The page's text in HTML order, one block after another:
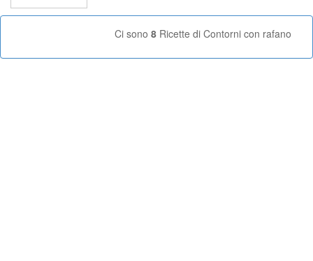
Ci sono 8 Ricette di Contorni con rafano